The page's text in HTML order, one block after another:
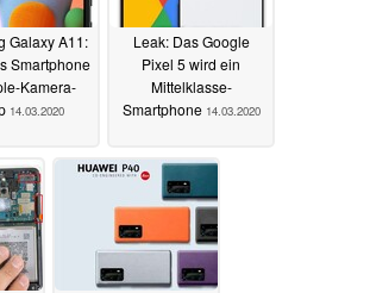
Galaxy A11:
Smartphone
Kamera-
14.03.2020
Leak: Das Google
Pixel 5 wird ein
Mittelklasse-
Smartphone 14.03.2020